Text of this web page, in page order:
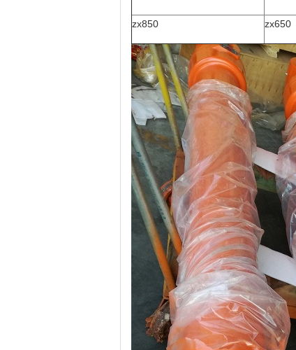
zx850
zx650